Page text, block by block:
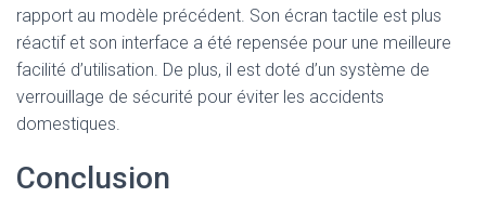
rapport au modèle précédent. Son écran tactile est plus
réactif et son interface a été repensée pour une meilleure
facilité d’utilisation. De plus, il est doté d’un système de
verrouillage de sécurité pour éviter les accidents
domestiques.
Conclusion